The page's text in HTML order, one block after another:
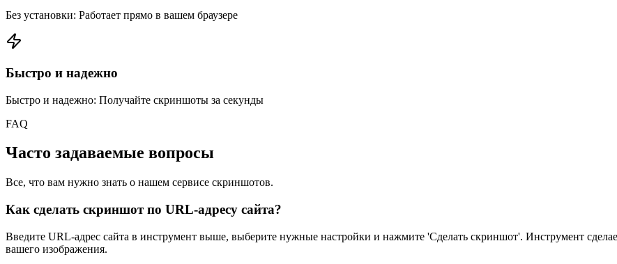
Без установки: Работает прямо в вашем браузере
Быстро и надежно
Быстро и надежно: Получайте скриншоты за секунды
FAQ
Часто задаваемые вопросы
Все, что вам нужно знать о нашем сервисе скриншотов.
Как сделать скриншот по URL-адресу сайта?
Введите URL-адрес сайта в инструмент выше, выберите нужные настройки и нажмите 'Сделать скриншот'. Инструмент
вашего изображения.